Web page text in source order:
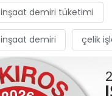
inşaat demiri tüketimi
inşaat demiri çelik